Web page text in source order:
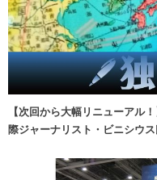
【次回から大幅リニューアル
際ジャーナリスト・ビニシウ